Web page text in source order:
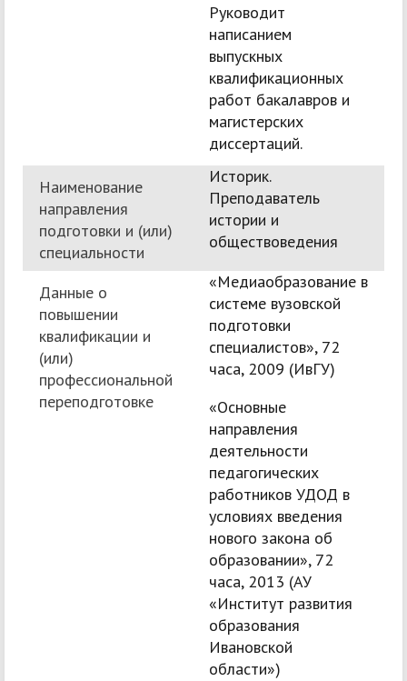
Руководит
написанием
выпускных
квалификационных
работ бакалавров и
магистерских
диссертаций.
Наименование
направления
подготовки и (или)
специальности
Историк.
Преподаватель
истории и
обществоведения
Данные о
повышении
квалификации и
(или)
профессиональной
переподготовке
«Медиаобразование в
системе вузовской
подготовки
специалистов», 72
часа, 2009 (ИвГУ)
«Основные
направления
деятельности
педагогических
работников УДОД в
условиях введения
нового закона об
образовании», 72
часа, 2013 (АУ
«Институт развития
образования
Ивановской
области»)